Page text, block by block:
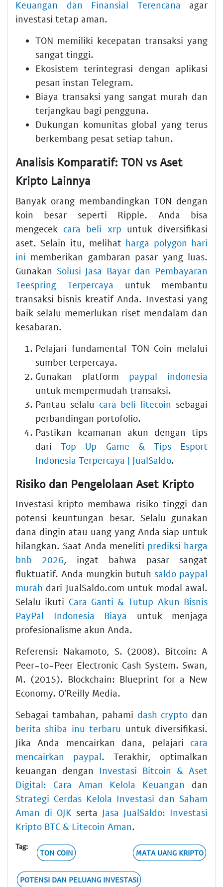
Keuangan dan Finansial Terencana agar
investasi tetap aman.
TON memiliki kecepatan transaksi yang
sangat tinggi.
Ekosistem terintegrasi dengan aplikasi
pesan instan Telegram.
Biaya transaksi yang sangat murah dan
terjangkau bagi pengguna.
Dukungan komunitas global yang terus
berkembang pesat setiap tahun.
Analisis Komparatif: TON vs Aset
Kripto Lainnya
Banyak orang membandingkan TON dengan
koin besar seperti Ripple. Anda bisa
mengecek cara beli xrp untuk diversifikasi
aset. Selain itu, melihat harga polygon hari
ini memberikan gambaran pasar yang luas.
Gunakan Solusi Jasa Bayar dan Pembayaran
Teespring Terpercaya
untuk membantu
transaksi bisnis kreatif Anda. Investasi yang
baik selalu memerlukan riset mendalam dan
kesabaran.
Pelajari fundamental TON Coin melalui
sumber terpercaya.
Gunakan platform paypal indonesia
untuk mempermudah transaksi.
Pantau selalu cara beli litecoin sebagai
perbandingan portofolio.
Pastikan keamanan akun dengan tips
dariTop Up Game & Tips Esport
Indonesia Terpercaya | JualSaldo.
Risiko dan Pengelolaan Aset Kripto
Investasi kripto membawa risiko tinggi dan
potensi keuntungan besar. Selalu gunakan
dana dingin atau uang yang Anda siap untuk
hilangkan. Saat Anda meneliti prediksi harga
bnb 2026, ingat bahwa pasar sangat
fluktuatif. Anda mungkin butuhsaldo paypal
murah dari JualSaldo.com untuk modal awal.
Selalu ikuti Cara Ganti & Tutup Akun Bisnis
PayPal Indonesia Biaya untuk menjaga
profesionalisme akun Anda.
Referensi: Nakamoto, S. (2008). Bitcoin: A
Peer-to-Peer Electronic Cash System. Swan,
M. (2015). Blockchain: Blueprint for a New
Economy. O'Reilly Media.
Sebagai tambahan, pahami dash crypto dan
berita shiba inu terbaru untuk diversifikasi.
Jika Anda mencairkan dana, pelajari cara
mencairkan paypal. Terakhir, optimalkan
keuangan dengan Investasi Bitcoin & Aset
Digital: Cara Aman Kelola Keuangan dan
Strategi Cerdas Kelola Investasi dan Saham
Aman di OJK serta Jasa JualSaldo: Investasi
Kripto BTC & Litecoin Aman.
Tag:
TON COIN MATA UANG KRIPTO
POTENSI DAN PELUANG INVESTASI